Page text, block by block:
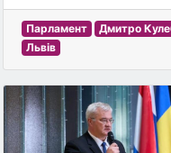
Парламент
Дмитро
Львів